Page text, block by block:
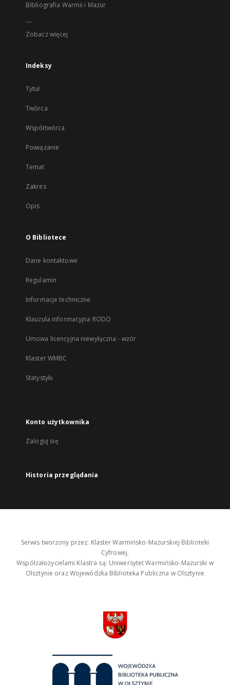
Bibliografia Warmii i Mazur
...
Zobacz więcej
Indeksy
Tytuł
Twórca
Współtwórca
Powiązanie
Temat
Zakres
Opis
O Bibliotece
Dane kontaktowe
Regulamin
Informacje techniczne
Klauzula informacyjna RODO
Umowa licencyjna niewyłączna - wzór
Klaster WMBC
Statystyki
Konto użytkownika
Zaloguj się
Historia przeglądania
Serwis tworzony przez: Klaster Warmińsko-Mazurskiej Biblioteki
Cyfrowej.
Współzałożycielami Klastra są: Uniwersytet Warmińsko-Mazurski w
Olsztynie oraz Wojewódzka Biblioteka Publiczna w Olsztynie